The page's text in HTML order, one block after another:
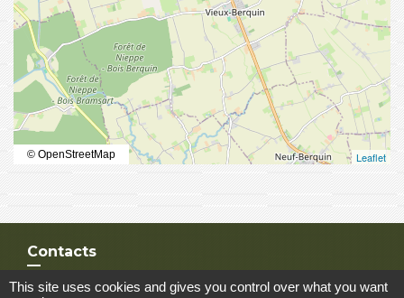
Leaflet
© OpenStreetMap
Contacts
Commune de Merris
This site uses cookies and gives you control over what you want